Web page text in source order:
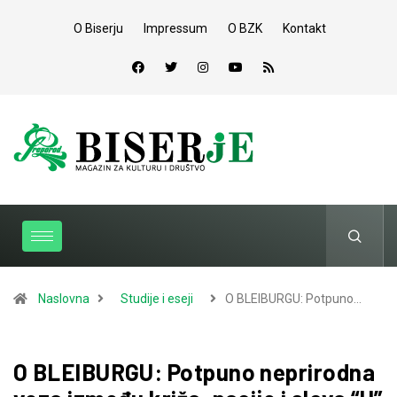
O Biserju Impressum O BZK Kontakt
Naslovna Studije i eseji O BLEIBURGU: Potpuno…
O BLEIBURGU: Potpuno neprirodna